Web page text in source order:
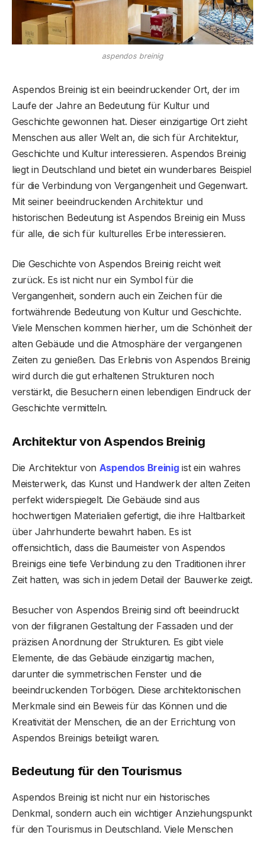
aspendos breinig
Aspendos Breinig ist ein beeindruckender Ort, der im
Laufe der Jahre an Bedeutung für Kultur und
Geschichte gewonnen hat. Dieser einzigartige Ort zieht
Menschen aus aller Welt an, die sich für Architektur,
Geschichte und Kultur interessieren. Aspendos Breinig
liegt in Deutschland und bietet ein wunderbares Beispiel
für die Verbindung von Vergangenheit und Gegenwart.
Mit seiner beeindruckenden Architektur und
historischen Bedeutung ist Aspendos Breinig ein Muss
für alle, die sich für kulturelles Erbe interessieren.
Die Geschichte von Aspendos Breinig reicht weit
zurück. Es ist nicht nur ein Symbol für die
Vergangenheit, sondern auch ein Zeichen für die
fortwährende Bedeutung von Kultur und Geschichte.
Viele Menschen kommen hierher, um die Schönheit der
alten Gebäude und die Atmosphäre der vergangenen
Zeiten zu genießen. Das Erlebnis von Aspendos Breinig
wird durch die gut erhaltenen Strukturen noch
verstärkt, die Besuchern einen lebendigen Eindruck der
Geschichte vermitteln.
Architektur von Aspendos Breinig
Die Architektur von Aspendos Breinigist ein wahres
Meisterwerk, das Kunst und Handwerk der alten Zeiten
perfekt widerspiegelt. Die Gebäude sind aus
hochwertigen Materialien gefertigt, die ihre Haltbarkeit
über Jahrhunderte bewahrt haben. Es ist
offensichtlich, dass die Baumeister von Aspendos
Breinigs eine tiefe Verbindung zu den Traditionen ihrer
Zeit hatten, was sich in jedem Detail der Bauwerke zeigt.
Besucher von Aspendos Breinig sind oft beeindruckt
von der filigranen Gestaltung der Fassaden und der
präzisen Anordnung der Strukturen. Es gibt viele
Elemente, die das Gebäude einzigartig machen,
darunter die symmetrischen Fenster und die
beeindruckenden Torbögen. Diese architektonischen
Merkmale sind ein Beweis für das Können und die
Kreativität der Menschen, die an der Errichtung von
Aspendos Breinigs beteiligt waren.
Bedeutung für den Tourismus
Aspendos Breinig ist nicht nur ein historisches
Denkmal, sondern auch ein wichtiger Anziehungspunkt
für den Tourismus in Deutschland. Viele Menschen